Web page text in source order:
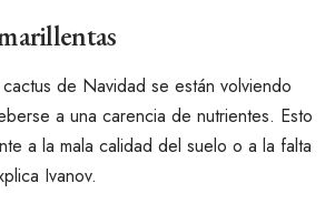
de Navidad se están volviendo
a una carencia de nutrientes. Esto
a la mala calidad del suelo o a la falta
Ivanov.